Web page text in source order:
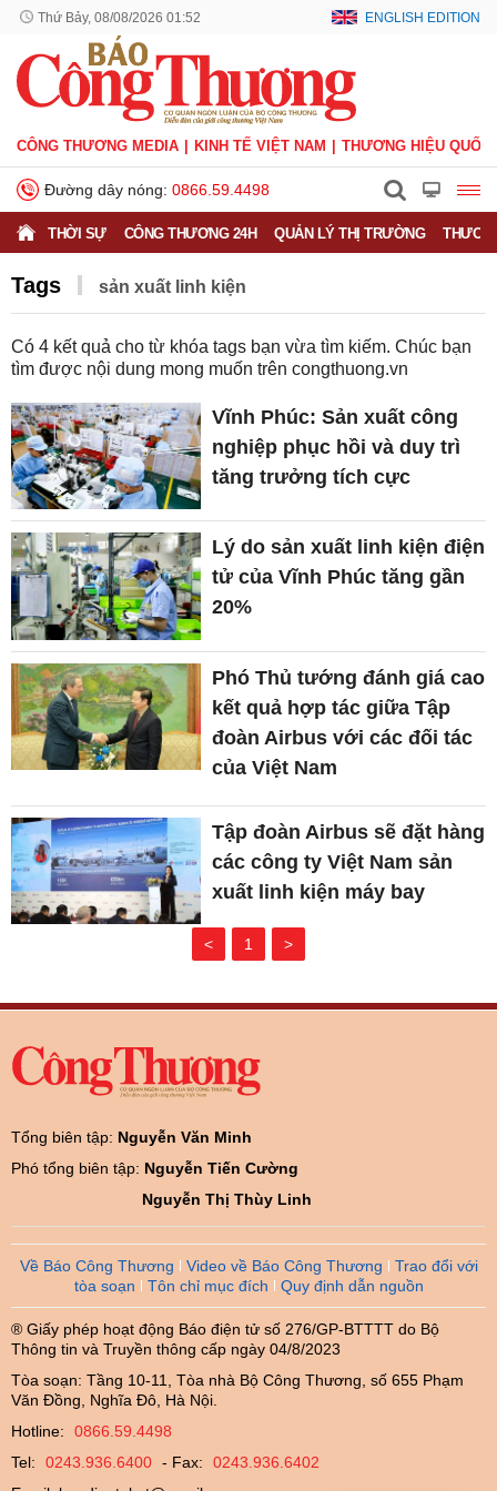
Thứ Bảy, 08/08/2026 01:52 ENGLISH EDITION
CÔNG THƯƠNG MEDIA KINH TẾ VIỆT NAM THƯƠNG HIỆU QUỐC
Đường dây nóng: 0866.59.4498
THỜI SỰ CÔNG THƯƠNG 24H QUẢN LÝ THỊ TRƯỜNG
Tags sản xuất linh kiện
Có 4 kết quả cho từ khóa tags bạn vừa tìm kiếm. Chúc bạn
tìm được nội dung mong muốn trên congthuong.vn
Vĩnh Phúc: Sản xuất công
nghiệp phục hồi và duy trì
tăng trưởng tích cực
Lý do sản xuất linh kiện điện
tử của Vĩnh Phúc tăng gần
20%
Phó Thủ tướng đánh giá cao
kết quả hợp tác giữa Tập
đoàn Airbus với các đối tác
của Việt Nam
Tập đoàn Airbus sẽ đặt hàng
các công ty Việt Nam sản
xuất linh kiện máy bay
< 1 >
Tổng biên tập: Nguyễn Văn Minh
Phó tổng biên tập: Nguyễn Tiến Cường
Nguyễn Thị Thùy Linh
Về Báo Công Thương Video về Báo Công Thương
Trao đổi với
tòa soạn
Tôn chỉ mục đích Quy định dẫn nguồn
® Giấy phép hoạt động Báo điện tử số 276/GP-BTTTT do Bộ
Thông tin và Truyền thông cấp ngày 04/8/2023
Tòa soạn: Tầng 10-11, Tòa nhà Bộ Công Thương, số 655 Phạm
Văn Đồng, Nghĩa Đô, Hà Nội.
Hotline:
0866.59.4498
Tel:
0243.936.6400 - Fax:
0243.936.6402